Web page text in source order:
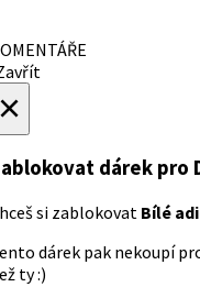
dárek pro
si zablokovat Bílé
dárek pak nekoupí
ty :)